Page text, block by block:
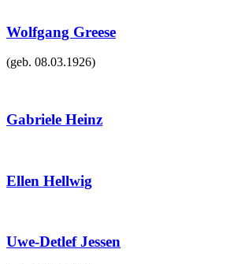
Wolfgang Greese
(geb. 08.03.1926)
Gabriele Heinz
Ellen Hellwig
Uwe-Detlef Jessen